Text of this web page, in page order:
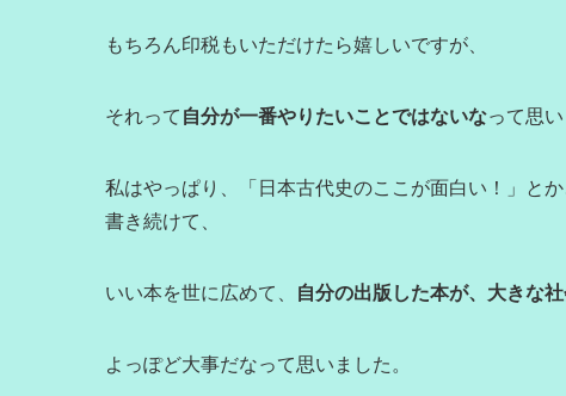
もちろん印税もいただけたら嬉しいですが、
それって 自分が一番やりたいことではないなって思い
私はやっぱり、「日本古代史のここが面白い！」と
書き続けて、
いい本を世に広めて、 自分の出版した本が、大きな
よっぽど大事だなって思いました。